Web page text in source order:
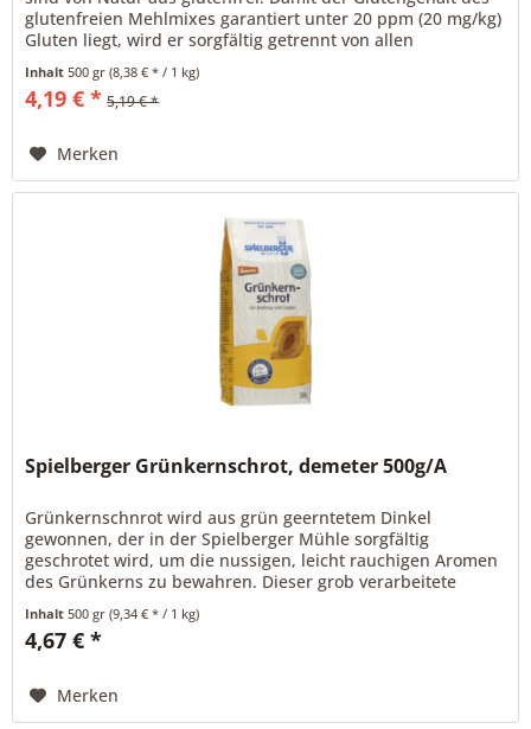
glutenfreien Mehlmixes garantiert unter 20 ppm (20 mg/kg)
Gluten liegt, wird er sorgfältig getrennt von allen
Inhalt 500 gr(8,38 € * / 1 kg)
4,19 € * 5,19 € *
Merken
Spielberger Grünkernschrot, demeter 500g/A
Grünkernschnrot wird aus grün geerntetem Dinkel
gewonnen, der in der Spielberger Mühle sorgfältig
geschrotet wird, um die nussigen, leicht rauchigen Aromen
des Grünkerns zu bewahren. Dieser grob verarbeitete
Inhalt 500 gr(9,34 € * / 1 kg)
4,67 € *
Merken